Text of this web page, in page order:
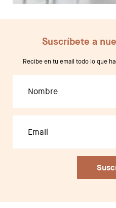
Suscríbete a
Recibe en tu email todo lo que